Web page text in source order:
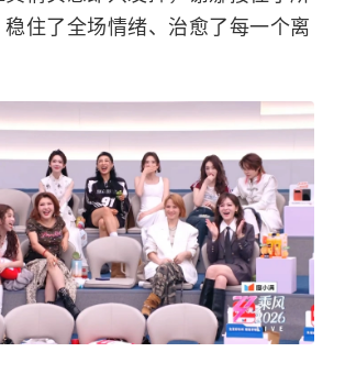
住了全场情绪、治愈了每一个离